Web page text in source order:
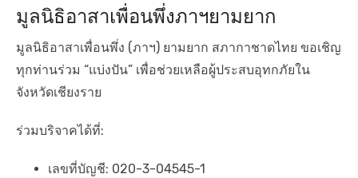
มูลนิธิอาสาเพื่อนพึ่งภาฯยามยาก
มูลนิธิอาสาเพื่อนพึ่ง (ภาฯ) ยามยาก สภากาชาดไทย ขอเชิญ
ทุกท่านร่วม “แบ่งปัน” เพื่อช่วยเหลือผู้ประสบอุทกภัยใน
จังหวัดเชียงราย
ร่วมบริจาคได้ที่:
เลขที่บัญชี: 020-3-04545-1